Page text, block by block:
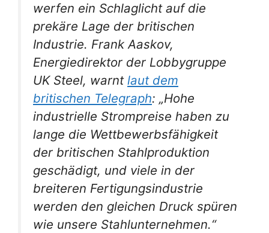
werfen ein Schlaglicht auf die
prekäre Lage der britischen
Industrie. Frank Aaskov,
Energiedirektor der Lobbygruppe
UK Steel, warnt laut dem
britischen Telegraph: „Hohe
industrielle Strompreise haben zu
lange die Wettbewerbsfähigkeit
der britischen Stahlproduktion
geschädigt, und viele in der
breiteren Fertigungsindustrie
werden den gleichen Druck spüren
wie unsere Stahlunternehmen.“